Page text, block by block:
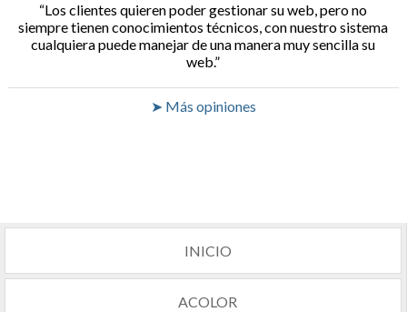
Los clientes quieren poder gestionar su web, pero no
siempre tienen conocimientos técnicos, con nuestro sistema
cualquiera puede manejar de una manera muy sencilla su
web.
➤ Más opiniones
INICIO
ACOLOR